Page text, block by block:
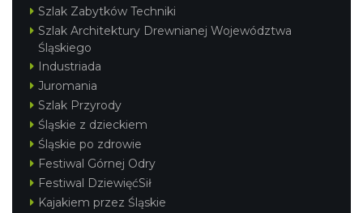
Szlak Zabytków Techniki
Szlak Architektury Drewnianej Województwa
Śląskiego
Industriada
Juromania
Szlak Przyrody
Śląskie z dzieckiem
Śląskie po zdrowie
Festiwal Górnej Odry
Festiwal DziewięćSił
Kajakiem przez Śląskie